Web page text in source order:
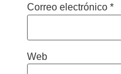
Correo electrónico *
Web